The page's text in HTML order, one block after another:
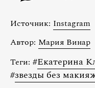
Источник: Instagram
Автор: Мария Винар
Теги: #Екатерина
#звезды без